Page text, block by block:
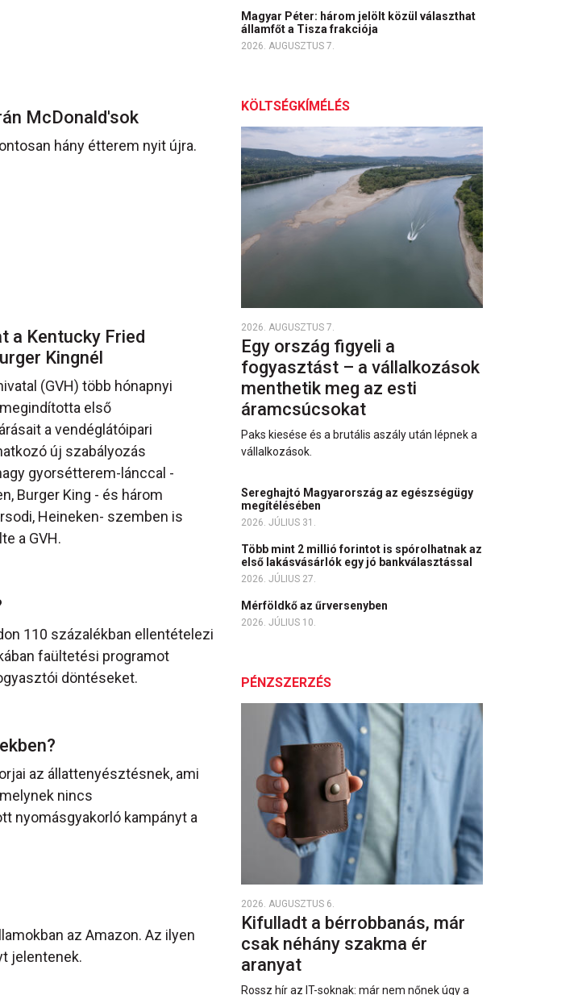
McDonald'sok
hány étterem nyit újra.
a Kentucky Fried
Kingnél
(GVH) több hónapnyi
első
a vendéglátóipari
új szabályozás
gyorsétterem-lánccal -
Burger King - és három
Heineken- szemben is
a GVH.
110 százalékban ellentételezi
faültetési programot
döntéseket.
az állattenyésztésnek, ami
nincs
nyomásgyakorló kampányt a
az Amazon. Az ilyen
jelentenek.
Magyar Péter: három jelölt közül választhat
államfőt a Tisza frakciója
2026. AUGUSZTUS 7.
KÖLTSÉGKÍMÉLÉS
2026. AUGUSZTUS 7.
Egy ország figyeli a
fogyasztást – a vállalkozások
menthetik meg az esti
áramcsúcsokat
Paks kiesése és a brutális aszály után lépnek a
vállalkozások.
Sereghajtó Magyarország az egészségügy
megítélésében
2026. JÚLIUS 31.
Több mint 2 millió forintot is spórolhatnak az
első lakásvásárlók egy jó bankválasztással
2026. JÚLIUS 27.
Mérföldkő az űrversenyben
2026. JÚLIUS 10.
PÉNZSZERZÉS
2026. AUGUSZTUS 6.
Kifulladt a bérrobbanás, már
csak néhány szakma ér
aranyat
Rossz hír az IT-soknak: már nem nőnek úgy a